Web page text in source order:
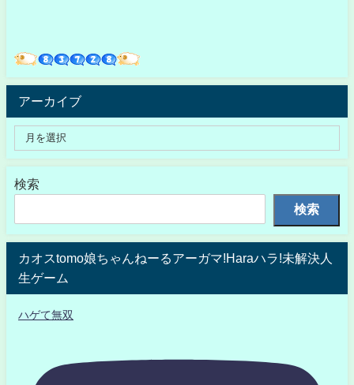
アーカイブ
検索
検索
カオスtomo娘ちゃんねーるアーガマ!Haraハラ!未解決人
生ゲーム
ハゲて無双